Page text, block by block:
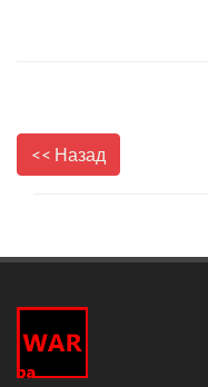
<< Назад